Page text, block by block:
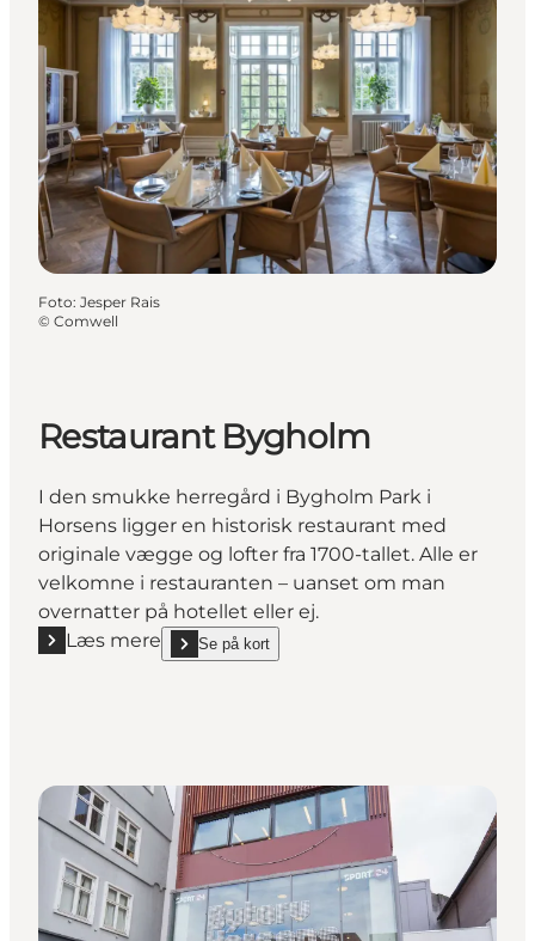
Foto: Jesper Rais
© Comwell
Restaurant Bygholm
I den smukke herregård i Bygholm Park i
Horsens ligger en historisk restaurant med
originale vægge og lofter fra 1700-tallet. Alle er
velkomne i restauranten – uanset om man
overnatter på hotellet eller ej.
Læs mere
Læs mere "Restaurant Bygholm"
Se på kort
show Restaurant Bygholm on_map